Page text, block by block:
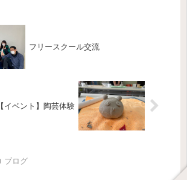
フリースクール交流
【イベント】陶芸体験
ブログ